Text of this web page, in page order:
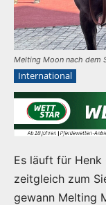
Melting Moon nach dem
International
Es läuft für Henk
zeitgleich zum
gewann Melting